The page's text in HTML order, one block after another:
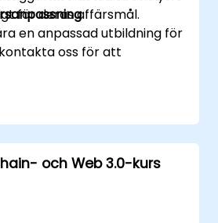
för deras affärsmål.
en anpassad utbildning för
oss för att
och Web 3.0-kurs